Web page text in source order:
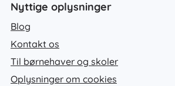
Nyttige oplysninger
Blog
Kontakt os
Til børnehaver og skoler
Oplysninger om cookies